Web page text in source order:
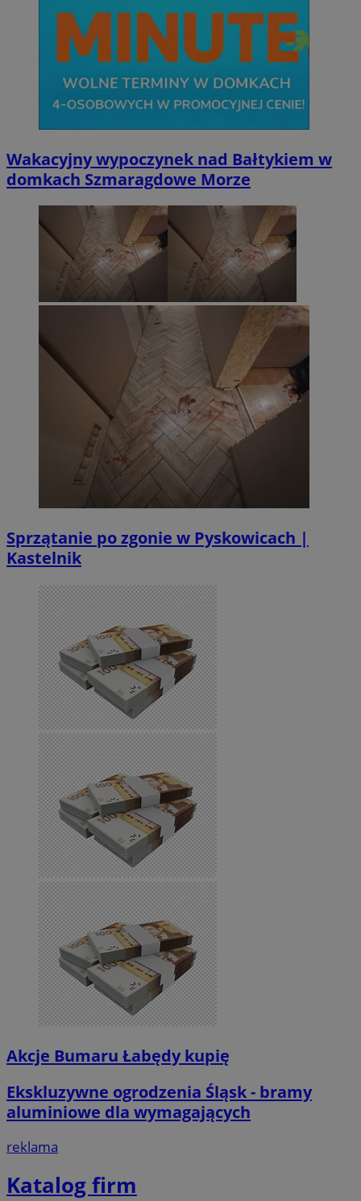
Wakacyjny wypoczynek nad Bałtykiem w
domkach Szmaragdowe Morze
Sprzątanie po zgonie w Pyskowicach |
Kastelnik
Akcje Bumaru Łabędy kupię
Ekskluzywne ogrodzenia Śląsk - bramy
aluminiowe dla wymagających
reklama
Katalog firm